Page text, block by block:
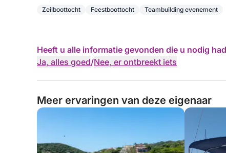
Zeilboottocht Feestboottocht Teambuilding evenement
Heeft u alle informatie gevonden die u nodig
Ja, alles goed/Nee, er ontbreekt iets
Meer ervaringen van deze eigenaar